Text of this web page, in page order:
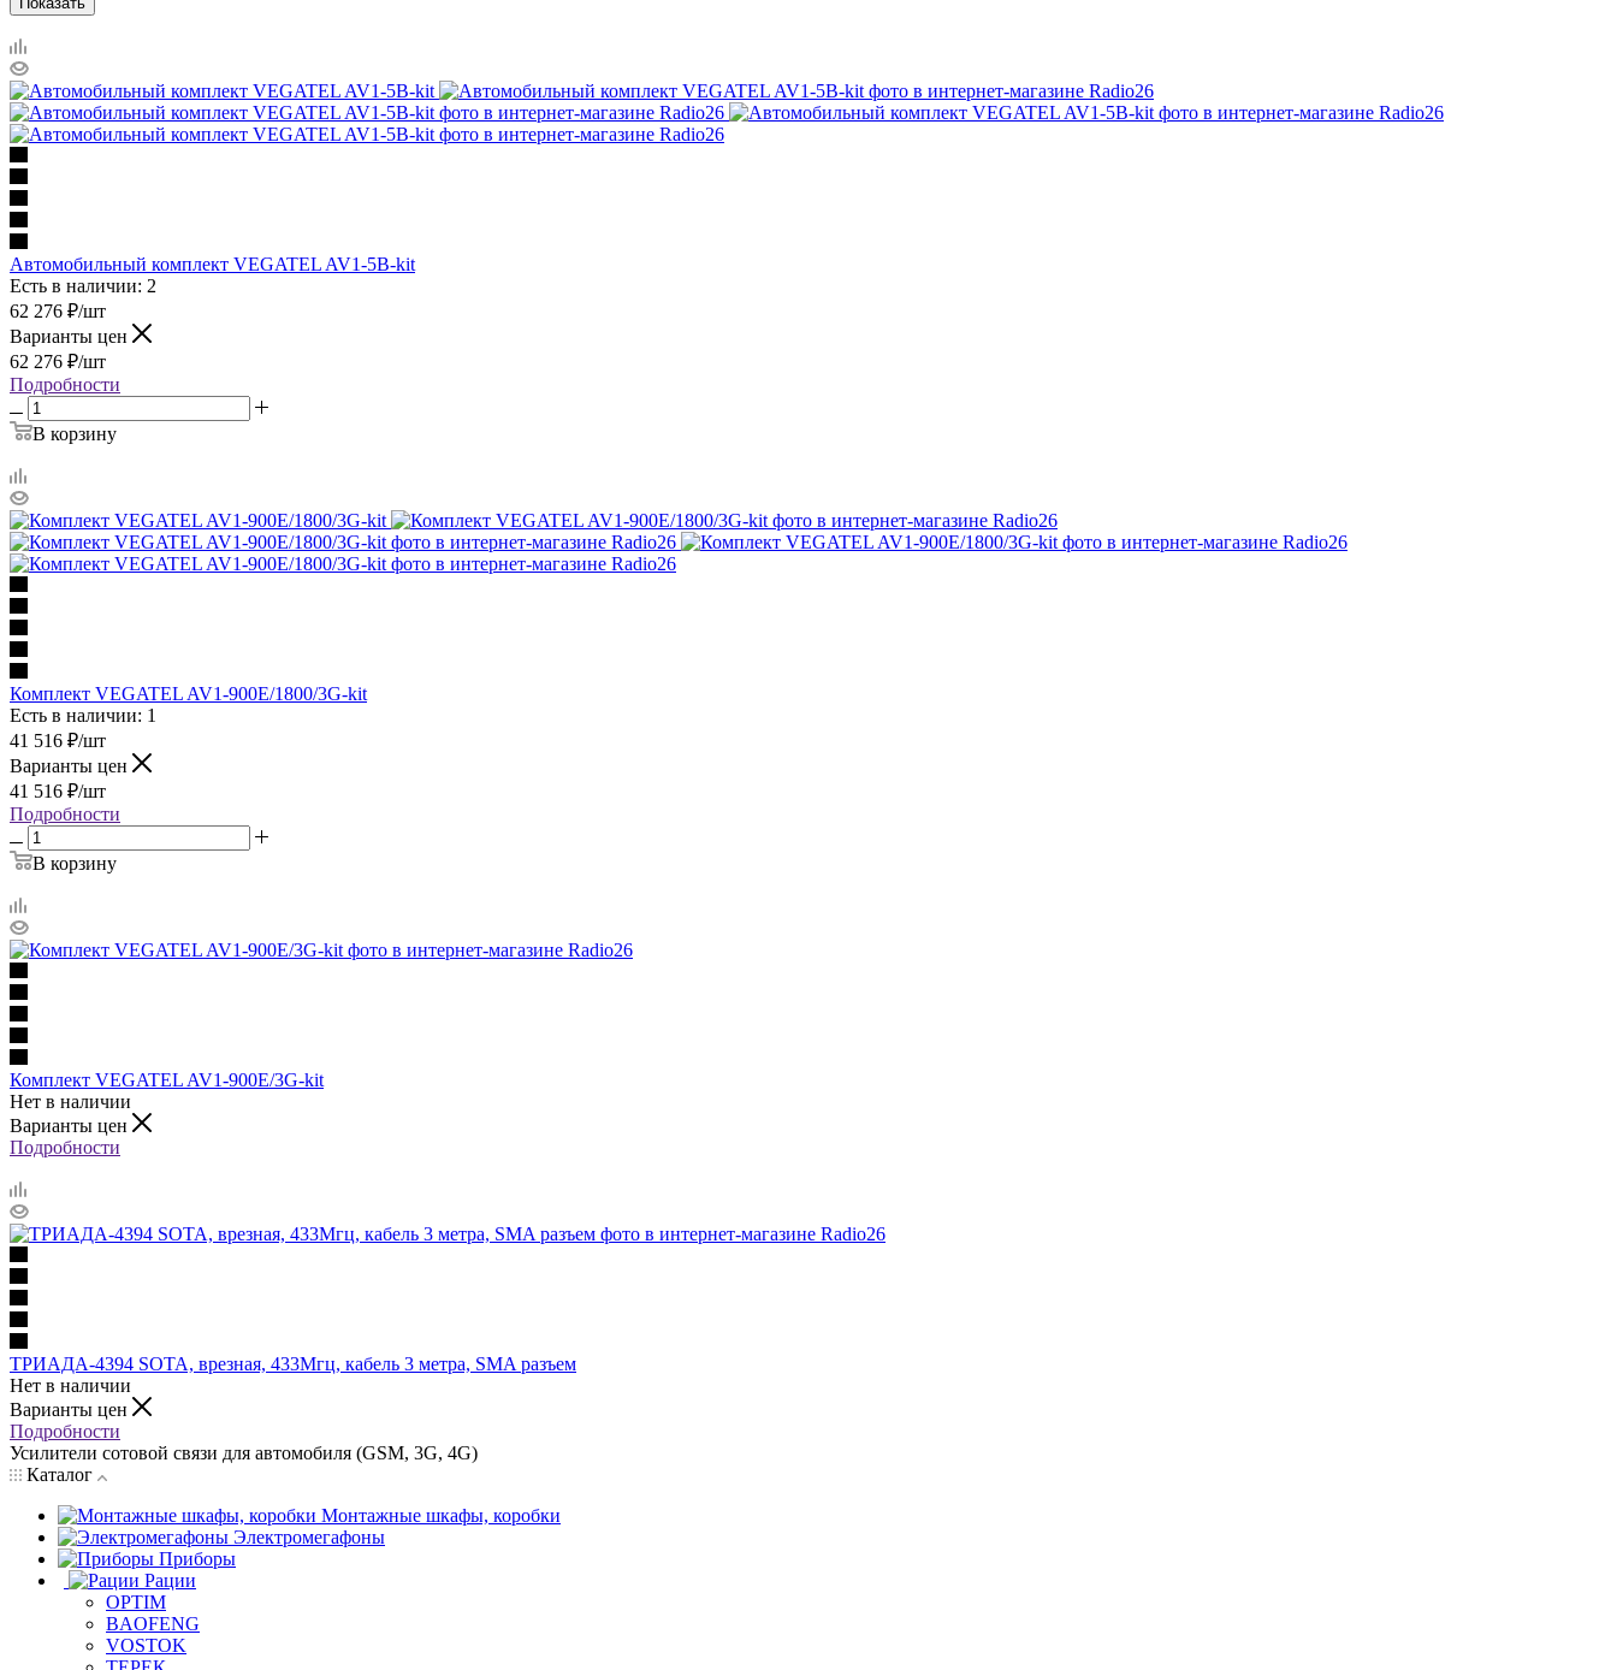
Автомобильный комплект VEGATEL AV1-5B-kit
Есть в наличии: 2
62 276 ₽/шт
Варианты цен
62 276 ₽/шт
Подробности
В корзину
Комплект VEGATEL AV1-900E/1800/3G-kit
Есть в наличии: 1
41 516 ₽/шт
Варианты цен
41 516 ₽/шт
Подробности
В корзину
Комплект VEGATEL AV1-900E/3G-kit
Нет в наличии
Варианты цен
Подробности
ТРИАДА-4394 SOTA, врезная, 433Мгц, кабель 3 метра, SMA разъем
Нет в наличии
Варианты цен
Подробности
Усилители сотовой связи для автомобиля (GSM, 3G, 4G)
Каталог
Монтажные шкафы, коробки
Электромегафоны
Приборы
Рации
OPTIM
BAOFENG
VOSTOK